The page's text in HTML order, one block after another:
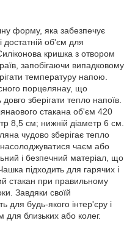
форму, яка забезпечує
достатній об'єм для
кришка з отвором
запобігаючи випадковому
температуру напою.
порцелянау, що
довго зберігати тепло напоїв.
стакана об'єм 420
8,5 см; нижній діаметр 6 см.
чудово зберігає тепло
чаєм або
і безпечний матеріал, що
підходить для гарячих і
стакан при правильному
Завдяки своїй
для будь-якого інтер'єру і
близьких або колег.